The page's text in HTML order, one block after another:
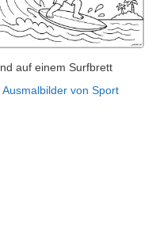
auf einem Surfbrett
Ausmalbilder von Sport